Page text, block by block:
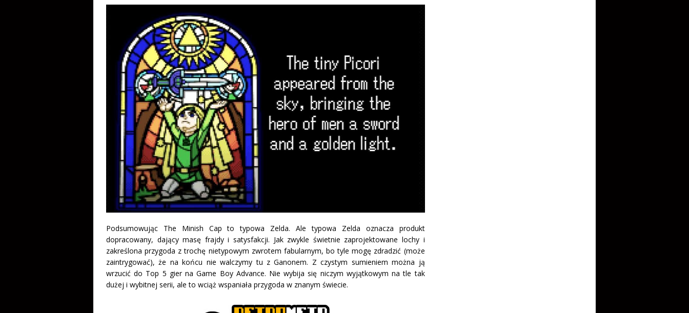
Podsumowując The Minish Cap to typowa Zelda. Ale typowa Zelda oznacza produkt
dopracowany, dający masę frajdy i satysfakcji. Jak zwykle świetnie zaprojektowane lochy i
zakreślona przygoda z trochę nietypowym zwrotem fabularnym, bo tyle mogę zdradzić (może
zaintrygować), że na końcu nie walczymy tu z Ganonem. Z czystym sumieniem można ją
wrzucić do Top 5 gier na Game Boy Advance. Nie wybija się niczym wyjątkowym na tle tak
dużej i wybitnej serii, ale to wciąż wspaniała przygoda w znanym świecie.